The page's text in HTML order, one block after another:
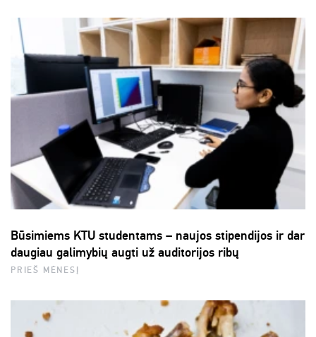
Būsimiems KTU studentams – naujos stipendijos ir dar
daugiau galimybių augti už auditorijos ribų
PRIEŠ MĖNESĮ